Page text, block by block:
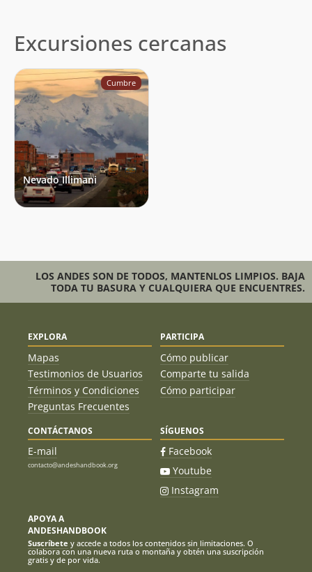
Excursiones cercanas
Cumbre
Nevado Illimani
LOS ANDES SON DE TODOS, MANTENLOS LIMPIOS. BAJA
TODA TU BASURA Y CUALQUIERA QUE ENCUENTRES.
EXPLORA
Mapas
Testimonios de Usuarios
Términos y Condiciones
Preguntas Frecuentes
PARTICIPA
Cómo publicar
Comparte tu salida
Cómo participar
CONTÁCTANOS
E-mail
contacto@andeshandbook.org
SÍGUENOS
Facebook
Youtube
Instagram
APOYA A
ANDESHANDBOOK
Suscríbete y accede a todos los contenidos sin limitaciones. O
colabora con una nueva ruta o montaña y obtén una suscripción
gratis y de por vida.